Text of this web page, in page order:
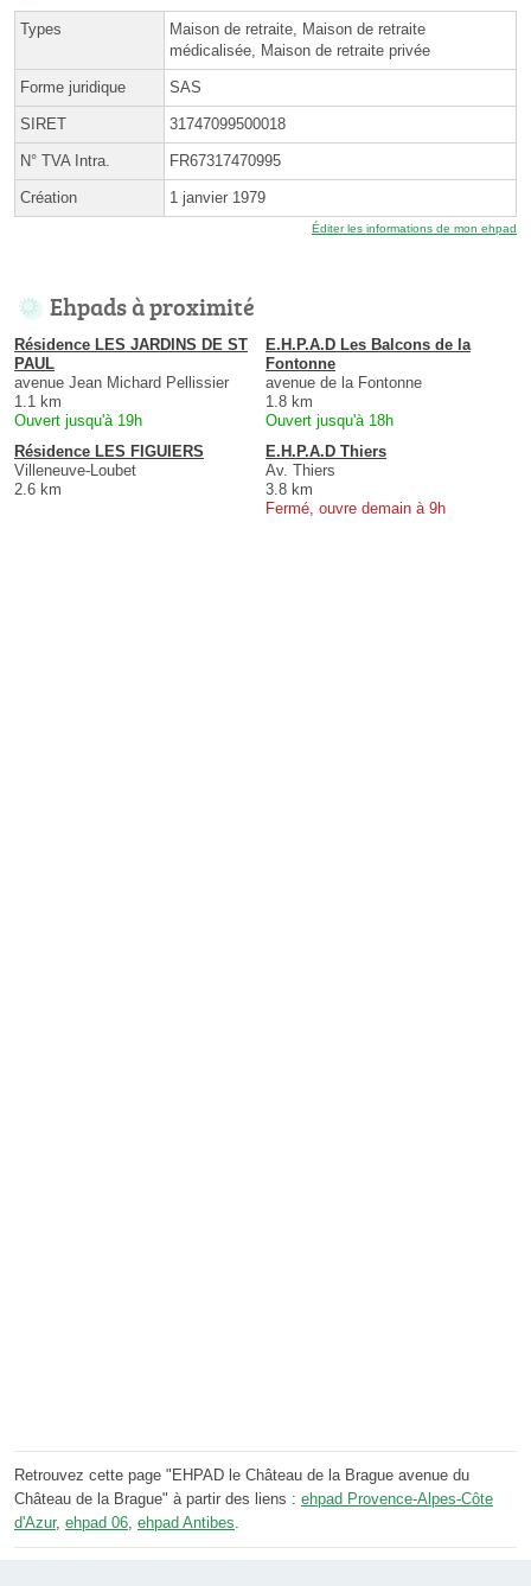
Types
Maison de retraite, Maison de retraite
médicalisée, Maison de retraite privée
Forme juridique SAS
SIRET 31747099500018
N° TVA Intra. FR67317470995
Création 1 janvier 1979
Éditer les informations de mon ehpad
Ehpads à proximité
Résidence LES JARDINS DE ST
PAUL
avenue Jean Michard Pellissier
1.1 km
Ouvert jusqu'à 19h
E.H.P.A.D Les Balcons de la
Fontonne
avenue de la Fontonne
1.8 km
Ouvert jusqu'à 18h
Résidence LES FIGUIERS
Villeneuve-Loubet
2.6 km
E.H.P.A.D Thiers
Av. Thiers
3.8 km
Fermé, ouvre demain à 9h
Retrouvez cette page "EHPAD le Château de la Brague avenue du
Château de la Brague" à partir des liens : ehpad Provence-Alpes-Côte
d'Azur, ehpad 06, ehpad Antibes.